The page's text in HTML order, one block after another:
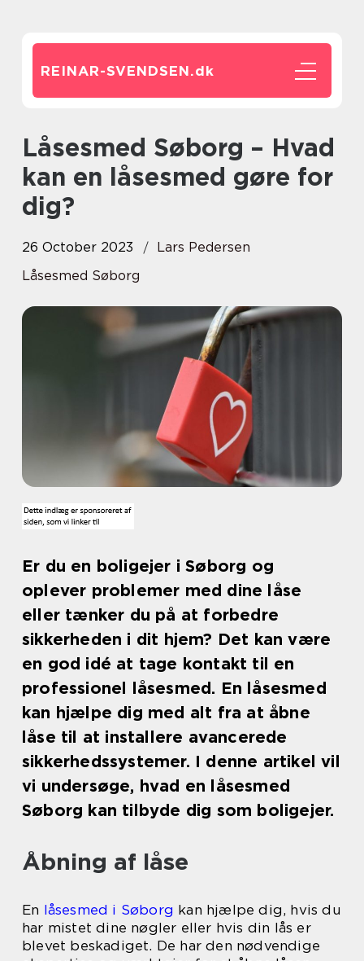
REINAR-SVENDSEN.dk
Låsesmed Søborg – Hvad
kan en låsesmed gøre for
dig?
26 October 2023
Lars Pedersen
Låsesmed Søborg
Er du en boligejer i Søborg og
oplever problemer med dine låse
eller tænker du på at forbedre
sikkerheden i dit hjem? Det kan være
en god idé at tage kontakt til en
professionel låsesmed. En låsesmed
kan hjælpe dig med alt fra at åbne
låse til at installere avancerede
sikkerhedssystemer. I denne artikel vil
vi undersøge, hvad en låsesmed
Søborg kan tilbyde dig som boligejer.
Åbning af låse
En låsesmed i Søborg kan hjælpe dig, hvis du
har mistet dine nøgler eller hvis din lås er
blevet beskadiget. De har den nødvendige